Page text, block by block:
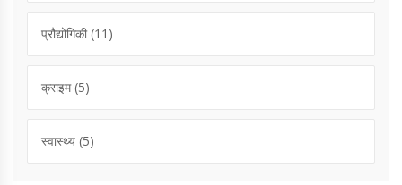
प्रौद्योगिकी(11)
क्राइम(5)
स्वास्थ्य (5)